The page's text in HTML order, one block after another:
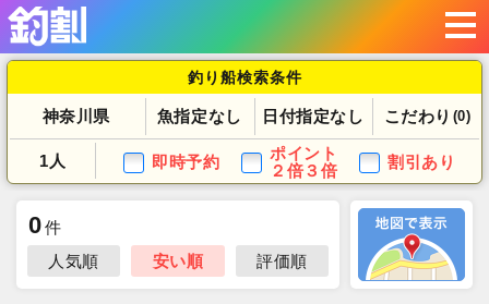
釣り船検索条件
神奈川県 魚指定なし 日付指定なし こだわり (0)
1人 即時予約
ポイント
２倍３倍
割引あり
0件
人気順
安い順 評価順